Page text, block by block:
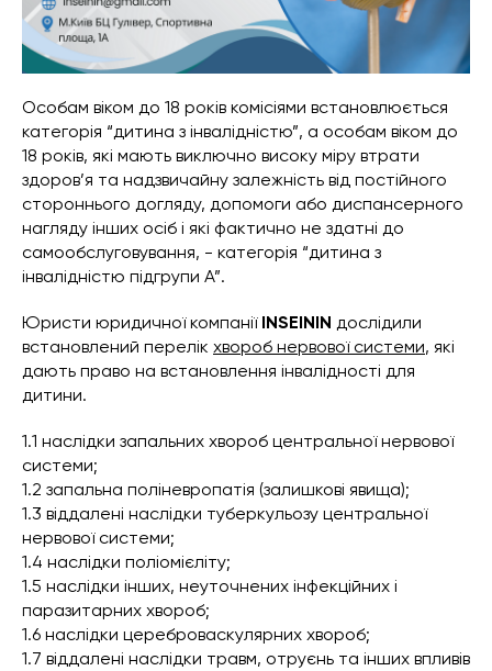
Особам віком до 18 років комісіями встановлюється
категорія “дитина з інвалідністю”, а особам віком до
18 років, які мають виключно високу міру втрати
здоров’я та надзвичайну залежність від постійного
стороннього догляду, допомоги або диспансерного
нагляду інших осіб і які фактично не здатні до
самообслуговування, - категорія “дитина з
інвалідністю підгрупи А”.
Юристи юридичної компанії INSEININ дослідили
встановлений перелік хвороб нервової системи, які
дають право на встановлення інвалідності для
дитини.
1.1 наслідки запальних хвороб центральної нервової
системи;
1.2 запальна поліневропатія (залишкові явища);
1.3 віддалені наслідки туберкульозу центральної
нервової системи;
1.4 наслідки поліомієліту;
1.5 наслідки інших, неуточнених інфекційних і
паразитарних хвороб;
1.6 наслідки цереброваскулярних хвороб;
1.7 віддалені наслідки травм, отруєнь та інших впливів